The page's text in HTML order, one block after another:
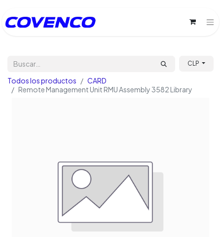
CLP
Todos los productos
CARD
Remote Management Unit RMU Assembly 3582 Library